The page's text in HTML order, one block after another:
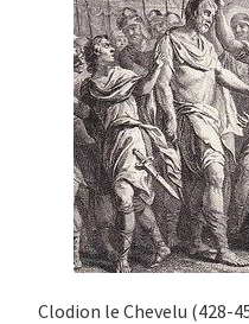
Clodion le Chevelu (428-